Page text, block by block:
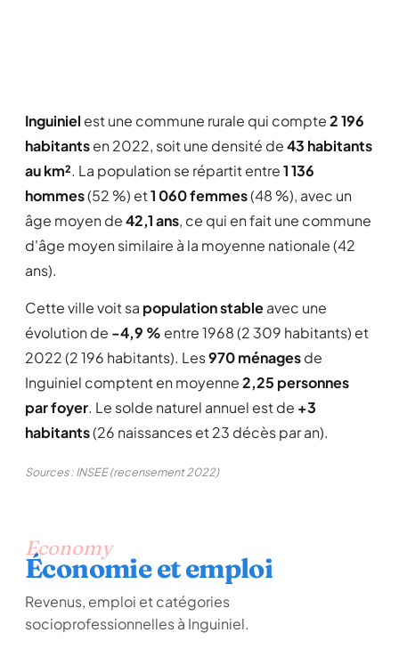
Inguiniel est une commune rurale qui compte2 196
habitantsen 2022, soit une densité de43 habitants
au km². La population se répartit entre1 136
hommes(52 %) et1 060 femmes(48 %), avec un
âge moyen de42,1 ans, ce qui en fait une commune
d'âge moyen similaire à la moyenne nationale (42
ans).
Cette ville voit sa population stableavec une
évolution de -4,9 % entre 1968 (2 309 habitants) et
2022 (2 196 habitants). Les970 ménagesde
Inguiniel comptent en moyenne2,25 personnes
par foyer. Le solde naturel annuel est de +3
habitants(26 naissances et 23 décès par an).
Sources : INSEE (recensement 2022)
Economy
Économie et emploi
Revenus, emploi et catégories
socioprofessionnelles à Inguiniel.